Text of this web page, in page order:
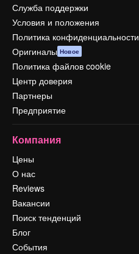
Служба поддержки
Условия и положения
Политика конфиденциальности
Оригиналы Новое
Политика файлов cookie
Центр доверия
Партнеры
Предприятие
Компания
Цены
О нас
Reviews
Вакансии
Поиск тенденций
Блог
События